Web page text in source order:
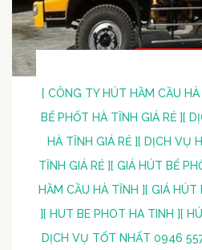
[ CÔNG TY HÚT HẦM CẦU
BỂ PHỐT HÀ TĨNH GIÁ RẺ ] [
HÀ TĨNH GIÁ RẺ ] [ DỊCH VỤ
TĨNH GIÁ RẺ ] [ GIÁ HÚT BỂ
HẦM CẦU HÀ TĨNH ] [ GIÁ HÚT
] [ HUT BE PHOT HA TINH ] [
DỊCH VỤ TỐT NHẤT 0946